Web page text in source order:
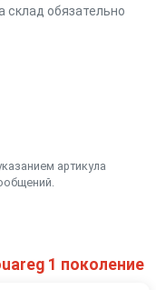
склад обязательно
артикула
1 поколение